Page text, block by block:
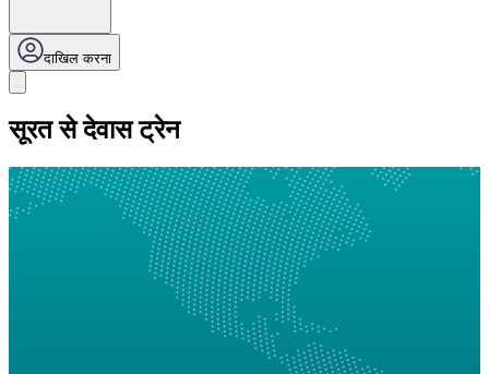
दाखिल करना
सूरत से देवास ट्रेन